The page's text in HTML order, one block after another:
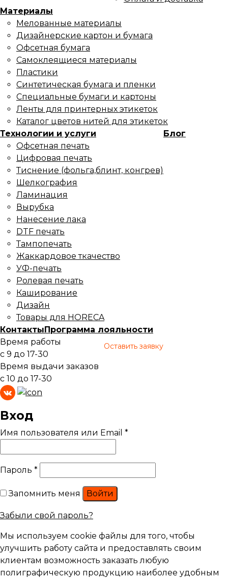
Материалы
Мелованные материалы
Дизайнерские картон и бумага
Офсетная бумага
Самоклеящиеся материалы
Пластики
Синтетическая бумага и пленки
Специальные бумаги и картоны
Ленты для принтерных этикеток
Каталог цветов нитей для этикеток
Технологии и услуги
Офсетная печать
Цифровая печать
Тиснение (фольга,блинт, конгрев)
Шелкография
Ламинация
Вырубка
Нанесение лака
DTF печать
Тампопечать
Жаккардовое ткачество
УФ-печать
Ролевая печать
Каширование
Дизайн
Товары для HORECA
Блог
КонтактыПрограмма лояльности
Время работы
с 9 до 17-30
Время выдачи заказов
с 10 до 17-30
Оставить заявку
Вход
Имя пользователя или Email *
Пароль *
Запомнить меня Войти
Забыли свой пароль?
Мы используем cookie файлы для того, чтобы
улучшить работу сайта и предоставлять своим
клиентам возможность заказать любую
полиграфическую продукцию наиболее удобным